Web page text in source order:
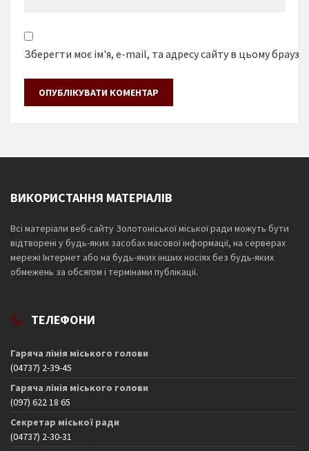
Зберегти моє ім'я, e-mail, та адресу сайту в цьому
ВИКОРИСТАННЯ МАТЕРІАЛІВ
Всі матеріали веб-сайту Золотоніської міської ради можуть бути
відтворені у будь-яких засобах масової інформації, на серверах
мережі Інтернет або на будь-яких інших носіях без будь-яких
обмежень за обсягом і термінами публікації.
ТЕЛЕФОНИ
Гаряча лінія міського голови
(04737) 2-39-45
Гаряча лінія міського голови
(097) 622 18 65
Секретар міської ради
(04737) 2-30-31